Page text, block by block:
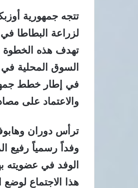
تتجه جمهورية
لزراعة البطاطا
تهدف هذه الخطوة
السوق المحلية
في إطار خطط
والاعتماد على
ترأس دوران
الوفد في عضويته
هذا الاجتماع لوضع